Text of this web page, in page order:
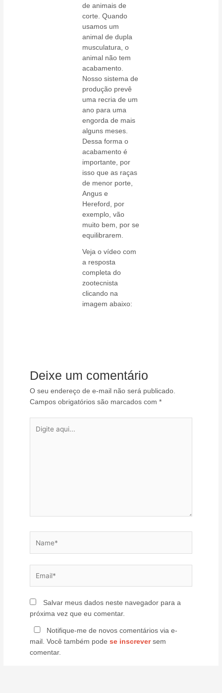
de animais de
corte. Quando
usamos um
animal de dupla
musculatura, o
animal não tem
acabamento.
Nosso sistema de
produção prevê
uma recria de um
ano para uma
engorda de mais
alguns meses.
Dessa forma o
acabamento é
importante, por
isso que as raças
de menor porte,
Angus e
Hereford, por
exemplo, vão
muito bem, por se
equilibrarem.
Veja o vídeo com
a resposta
completa do
zootecnista
clicando na
imagem abaixo:
Deixe um comentário
O seu endereço de e-mail não será publicado.
Campos obrigatórios são marcados com*
aqui...
Salvar meus dados neste navegador para a
próxima vez que eu comentar.
Notifique-me de novos comentários via e-
mail. Você também podese inscreversem
comentar.